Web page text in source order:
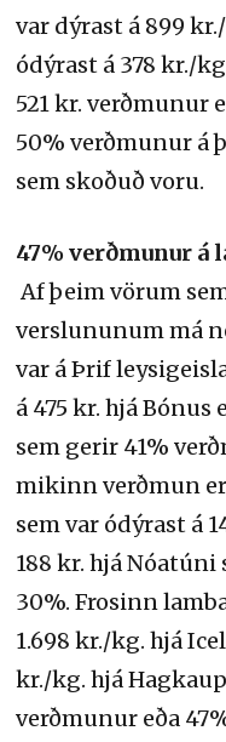
var dýrast á 899
ódýrast á 378 kr./
521 kr. verðmunur
50% verðmunur á
sem skoðuð voru.
47% verðmunur á
Af þeim vörum
verslununum má
var á Þrif
á 475 kr. hjá
sem gerir 41%
mikinn verðmun
sem var ódýrast á
188 kr. hjá Nóatúni
30%. Frosinn
1.698 kr./kg. hjá
kr./kg. hjá
verðmunur eða